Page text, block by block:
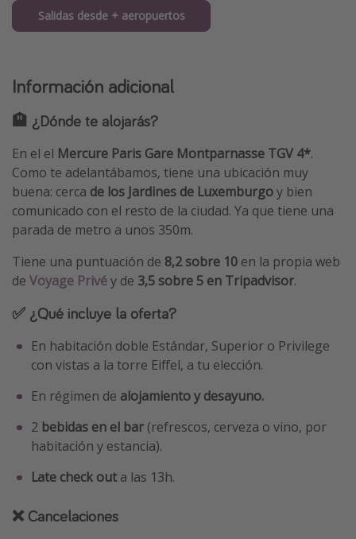
Salidas desde + aeropuertos
Información adicional
🏨 ¿Dónde te alojarás?
En el el Mercure Paris Gare Montparnasse TGV 4*.
Como te adelantábamos, tiene una ubicación muy
buena: cerca de los Jardines de Luxemburgoy bien
comunicado con el resto de la ciudad. Ya que tiene una
parada de metro a unos 350m.
Tiene una puntuación de 8,2 sobre 10 en la propia web
de Voyage Privéy de 3,5 sobre 5 en Tripadvisor.
✅ ¿Qué incluye la oferta?
En habitación doble Estándar, Superior o Privilege
con vistas a la torre Eiffel, a tu elección.
En régimen de alojamiento y desayuno.
2 bebidas en el bar (refrescos, cerveza o vino, por
habitación y estancia).
Late check outa las 13h.
❌ Cancelaciones